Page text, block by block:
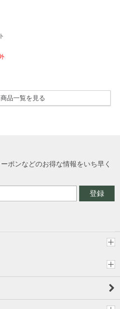
品一覧を見る
ポンなどのお得な情報をいち早く
登録